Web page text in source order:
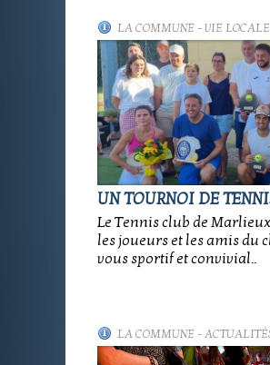
LA COMMUNE-VIE LOCALE
UN TOURNOI DE
Le Tennis club de
les joueurs et les amis du
vous sportif et convivial..
LA COMMUNE-